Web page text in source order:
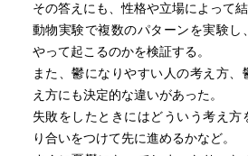
その答えにも、性格や立場によって結
動物実験で複数のパターンを実験し
やって起こるのかを検証する。
また、鬱になりやすい人の考え方
え方にも決定的な違いがあった。
失敗をしたときにはどういう考え方
り合いをつけて先に進めるかなど。